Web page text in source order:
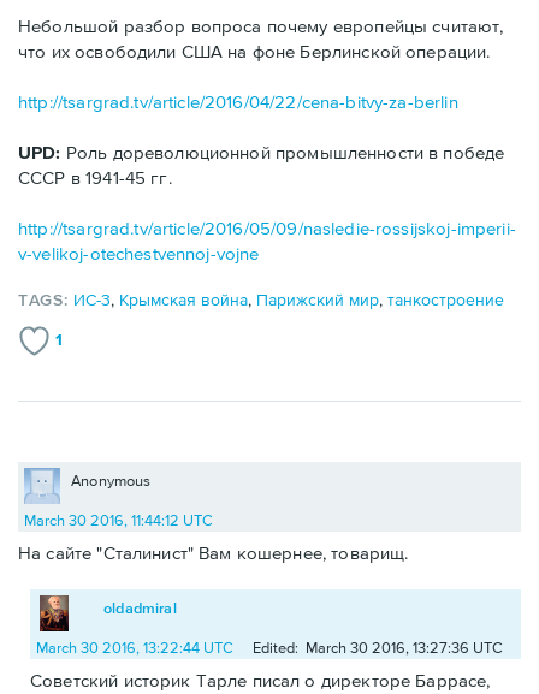
Небольшой разбор вопроса почему европейцы считают,
что их освободили США на фоне Берлинской операции.
http://tsargrad.tv/article/2016/04/22/cena-bitvy-za-berlin
UPD: Роль дореволюционной промышленности в победе
СССР в 1941-45 гг.
http://tsargrad.tv/article/2016/05/09/nasledie-rossijskoj-imperii-
v-velikoj-otechestvennoj-vojne
TAGS: ИС-3, Крымская война, Парижский мир,танкостроение
1
Anonymous
March 30 2016, 11:44:12 UTC
На сайте "Сталинист" Вам кошернее, товарищ.
oldadmiral
March 30 2016, 13:22:44 UTC Edited: March 30 2016, 13:27:36 UTC
Советский историк Тарле писал о директоре Баррасе,